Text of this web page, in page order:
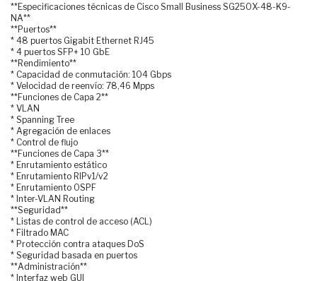
**Especificaciones técnicas de Cisco Small Business SG250X-48-K9-
NA**
**Puertos**
* 48 puertos Gigabit Ethernet RJ45
* 4 puertos SFP+ 10 GbE
**Rendimiento**
* Capacidad de conmutación: 104 Gbps
* Velocidad de reenvío: 78,46 Mpps
**Funciones de Capa 2**
* VLAN
* Spanning Tree
* Agregación de enlaces
* Control de flujo
**Funciones de Capa 3**
* Enrutamiento estático
* Enrutamiento RIPv1/v2
* Enrutamiento OSPF
* Inter-VLAN Routing
**Seguridad**
* Listas de control de acceso (ACL)
* Filtrado MAC
* Protección contra ataques DoS
* Seguridad basada en puertos
**Administración**
* Interfaz web GUI